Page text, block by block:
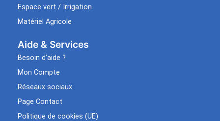
Espace vert / Irrigation
Matériel Agricole
Aide & Services​
Besoin d’aide ?
Mon Compte
Réseaux sociaux
Page Contact
Politique de cookies (UE)